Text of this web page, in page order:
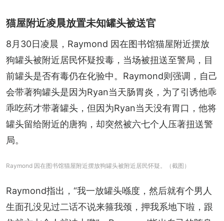
猫屋附近凌晨放置未知罐头被送官
8月30日凌晨，Raymond 因在图书馆猫屋附近摆放
狗罐头被附近居民怀疑投毒，当场被扭送至警局，目
前罐头是否有毒仍在化验中。Raymond则强调，自己
会带著狗罐头是因为Ryan当天肠胃炎，为了引诱他乖
乖吃药才带著罐头，但因为Ryan当天没有胃口，他将
罐头留给附近的唐狗，却突然被六七个人压著扭送警
局。
Raymond 因在图书馆猫屋附近摆放狗罐头被附近居民怀疑。（截图）
Raymond指出，“我一放罐头喺度，然后就有个男人
生面孔没见过二话不说来箍我颈，押我系地下啦，跟